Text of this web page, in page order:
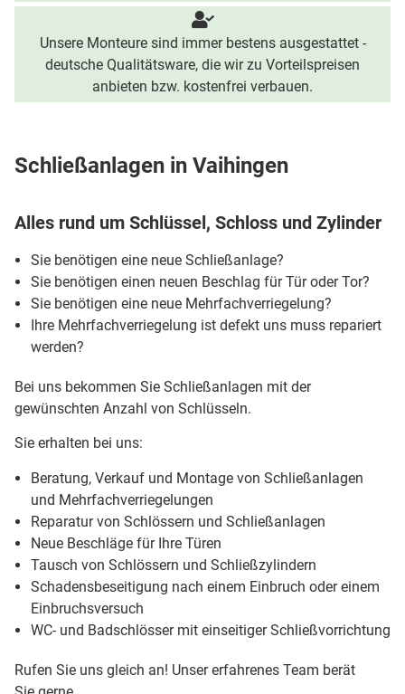
Unsere Monteure sind immer bestens ausgestattet -
deutsche Qualitätsware, die wir zu Vorteilspreisen
anbieten bzw. kostenfrei verbauen.
Schließanlagen in Vaihingen
Alles rund um Schlüssel, Schloss und Zylinder
Sie benötigen eine neue Schließanlage?
Sie benötigen einen neuen Beschlag für Tür oder Tor?
Sie benötigen eine neue Mehrfachverriegelung?
Ihre Mehrfachverriegelung ist defekt uns muss repariert
werden?
Bei uns bekommen Sie Schließanlagen mit der
gewünschten Anzahl von Schlüsseln.
Sie erhalten bei uns:
Beratung, Verkauf und Montage von Schließanlagen
und Mehrfachverriegelungen
Reparatur von Schlössern und Schließanlagen
Neue Beschläge für Ihre Türen
Tausch von Schlössern und Schließzylindern
Schadensbeseitigung nach einem Einbruch oder einem
Einbruchsversuch
WC- und Badschlösser mit einseitiger Schließvorrichtung
Rufen Sie uns gleich an! Unser erfahrenes Team berät